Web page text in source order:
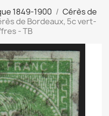
1849-1900
Cérès de
de Bordeaux, 5c vert-
- TB